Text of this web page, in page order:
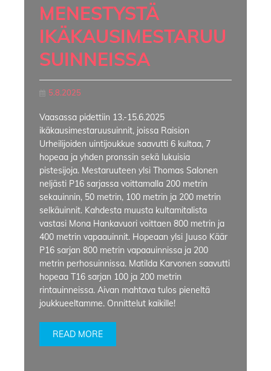
MENESTYSTÄ
IKÄKAUSIMESTARUU
SUINNEISSA
5.8.2025
Vaasassa pidettiin 13.-15.6.2025
ikäkausimestaruusuinnit, joissa Raision
Urheilijoiden uintijoukkue saavutti 6 kultaa, 7
hopeaa ja yhden pronssin sekä lukuisia
pistesijoja. Mestaruuteen ylsi Thomas Salonen
neljästi P16 sarjassa voittamalla 200 metrin
sekauinnin, 50 metrin, 100 metrin ja 200 metrin
selkäuinnit. Kahdesta muusta kultamitalista
vastasi Mona Hankavuori voittaen 800 metrin ja
400 metrin vapaauinnit. Hopeaan ylsi Juuso Käär
P16 sarjan 800 metrin vapaauinnissa ja 200
metrin perhosuinnissa. Matilda Karvonen saavutti
hopeaa T16 sarjan 100 ja 200 metrin
rintauinneissa. Aivan mahtava tulos pieneltä
joukkueeltamme. Onnittelut kaikille!
READ MORE